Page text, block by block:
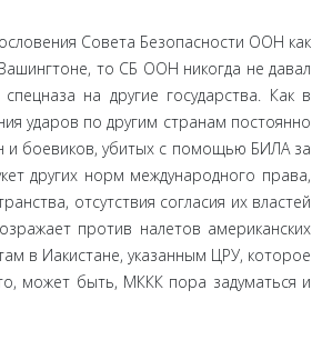
Совета Безопасности ООН как
то СБ ООН никогда не давал
на другие государства. Как в
ударов по другим странам постоянно
и боеви­ков, убитых с помощью БИЛА за
других норм международного права,
отсутствия согласия их властей
против налетов американских
в Иакистане, указанным ЦРУ, которое
может быть, МККК пора за­думаться и